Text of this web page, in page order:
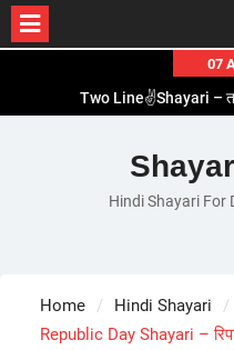
content
07
Two Line✌️Shayari –
Romantic Love😽Status –
Love🥳Poetry In Hindi –
1 Line☝️Shayari In Hindi – १
Hindi Shayari For
Home
Hindi Shayari
Republic Day Shayari –